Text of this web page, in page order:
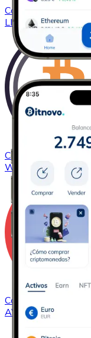
Comprar
LINK
Comprar
WBTC
Comprar
AVAX